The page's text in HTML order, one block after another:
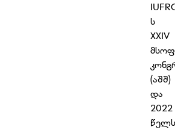
ს
XXIV
(აშშ)
და
2022
წელს